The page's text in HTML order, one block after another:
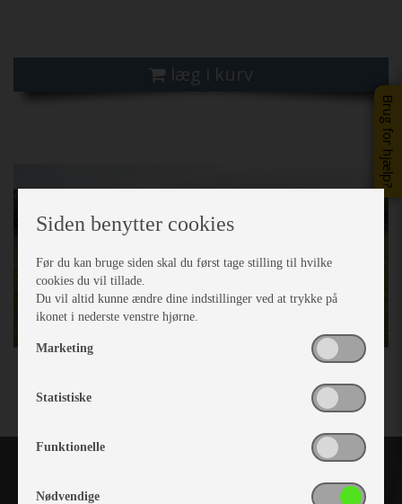
Brug for hjælp?
læg i kurv
Next
Siden benytter cookies
Før du kan bruge siden skal du først tage stilling til hvilke
cookies du vil tillade.
Du vil altid kunne ændre dine indstillinger ved at trykke på
ikonet i nederste venstre hjørne.
Marketing
Statistiske
Funktionelle
Nødvendige